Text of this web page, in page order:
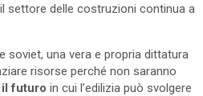
settore delle costruzioni continua a
soviet, una vera e propria dittatura
risorse perché non saranno
futuro in cui l’edilizia può svolgere